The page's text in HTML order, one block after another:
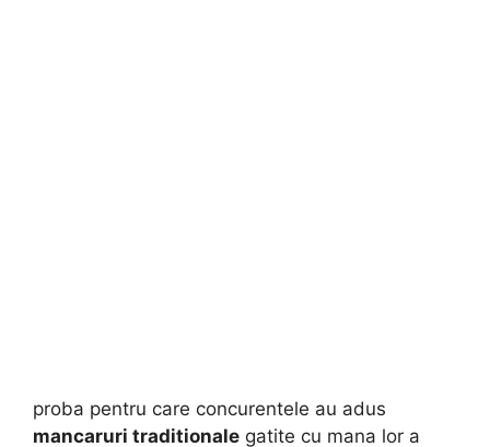
proba pentru care concurentele au adus
mancaruri traditionale gatite cu mana lor a